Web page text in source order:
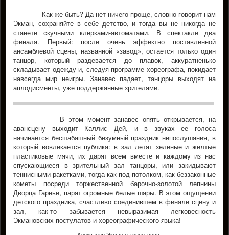
Как же быть? Да нет ничего проще, словно говорит нам
Экман, сохраняйте в себе детство, и тогда вы не никогда не
станете скучными клерками-автоматами. В спектакле два
финала. Первый: после очень эффектно поставленной
ансамблевой сцены, названной «завод», остается только один
танцор, который раздевается до плавок, аккуратненько
складывает одежду и, следуя программе хореографа, покидает
навсегда мир неигры. Занавес падает, танцоры выходят на
аплодисменты, уже поддержанные зрителями.
В этом момент занавес опять открывается, на
авансцену выходит Каллис Дей, и в звуках ее голоса
начинается бесшабашный безумный праздник непослушания, в
который вовлекается публика: в зал летят зеленые и желтые
пластиковые мячи, их дарят всем вместе и каждому из нас
спускающиеся в зрительный зал танцоры, или закидывают
теннисными ракетками, тогда как под потолком, как беззаконные
кометы посреди торжественной барочно-золотой лепнины
Дворца Гарнье, парят огромные белые шары. В этом ощущении
детского праздника, счастливо соединившем в финале сцену и
зал, как-то забывается невыразимая легковесность
Экмановских постулатов и хореографического языка!